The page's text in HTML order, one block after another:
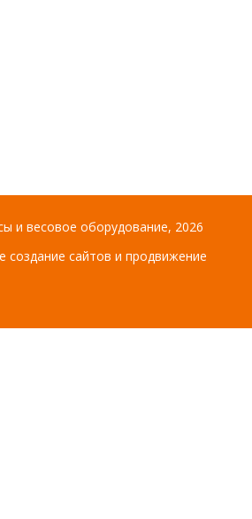
и весовое оборудование, 2026
создание сайтов и продвижение